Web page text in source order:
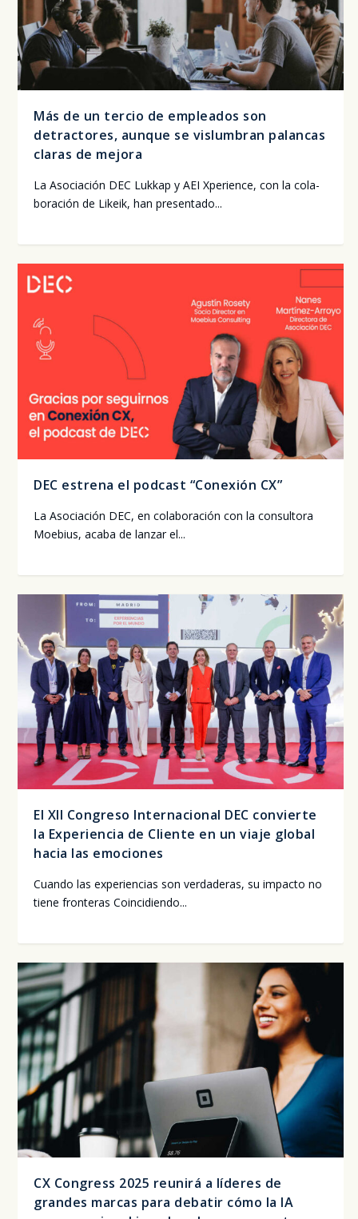
Más de un tercio de empleados son
detractores, aunque se vislumbran palancas
claras de mejora
La Aso­cia­ción DEC Luk­kap y AEI Xpe­rien­ce, con la cola­
bo­ra­ción de Likeik, han pre­sen­ta­do...
DEC estrena el podcast “Conexión CX”
La Aso­cia­ción DEC, en cola­bo­ra­ción con la con­sul­to­ra
Moe­bius, aca­ba de lan­zar el...
El XII Congreso Internacional DEC convierte
la Experiencia de Cliente en un viaje global
hacia las emociones
Cuan­do las expe­rien­cias son ver­da­de­ras, su impac­to no
tie­ne fron­te­ras Coin­ci­dien­do...
CX Congress 2025 reunirá a líderes de
grandes marcas para debatir cómo la IA